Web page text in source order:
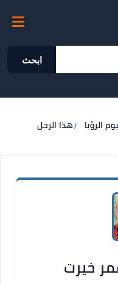
ابحث
الرؤيا هذا الرجل
خيرت